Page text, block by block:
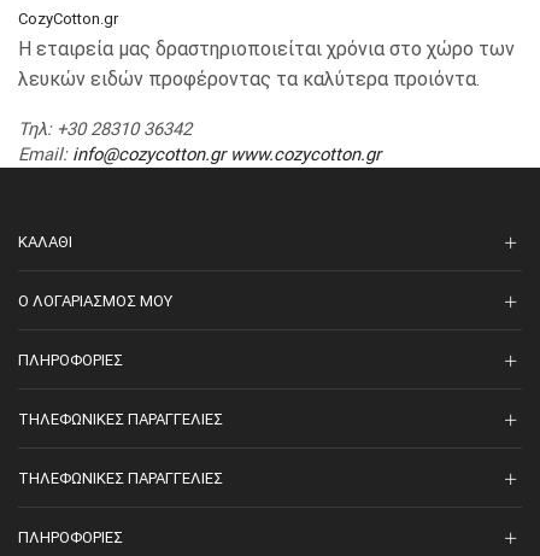
CozyCotton.gr
Η εταιρεία μας δραστηριοποιείται χρόνια στο χώρο των
λευκών ειδών προφέροντας τα καλύτερα προιόντα.
Τηλ: +30 28310 36342
Email: info@cozycotton.gr www.cozycotton.gr
ΚΑΛΆΘΙ
O ΛΟΓΑΡΙΑΣΜΌΣ ΜΟΥ
ΠΛΗΡΟΦΟΡΊΕΣ
ΤΗΛΕΦΩΝΙΚΈΣ ΠΑΡΑΓΓΕΛΊΕΣ
ΤΗΛΕΦΩΝΙΚΈΣ ΠΑΡΑΓΓΕΛΊΕΣ
ΠΛΗΡΟΦΟΡΊΕΣ